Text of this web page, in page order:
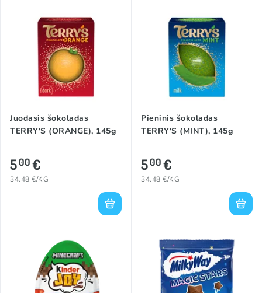
Juodasis šokoladas
TERRY'S (ORANGE), 145g
500€
34.48 €/KG
Pieninis šokoladas
TERRY'S (MINT), 145g
500€
34.48 €/KG